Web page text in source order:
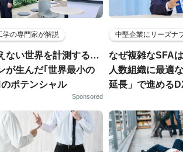
学の専門家が解説
ない世界を計測する…
が生んだ｢世界最小の
ポテンシャル
Sponsored
中堅企業にリーズナ
なぜ複雑なSFA
人数組織に最適
延長」で進める